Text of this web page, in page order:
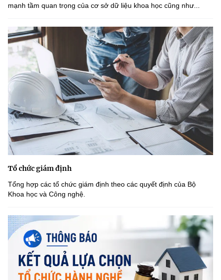
mạnh tầm quan trọng của cơ sở dữ liệu khoa học cũng như...
Tổ chức giám định
Tổng hợp các tổ chức giám định theo các quyết định của Bộ
Khoa học và Công nghệ.